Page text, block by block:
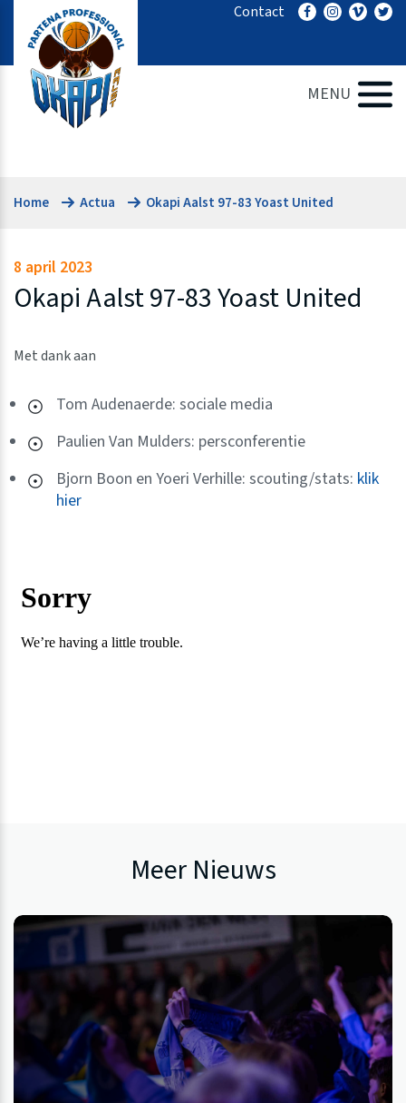
inhoud
Contact
MENU
Home Actua Okapi Aalst 97-83 Yoast United
8 april 2023
Okapi Aalst 97-83 Yoast United
Met dank aan
Tom Audenaerde: sociale media
Paulien Van Mulders: persconferentie
Bjorn Boon en Yoeri Verhille: scouting/stats: klik
hier
Meer Nieuws